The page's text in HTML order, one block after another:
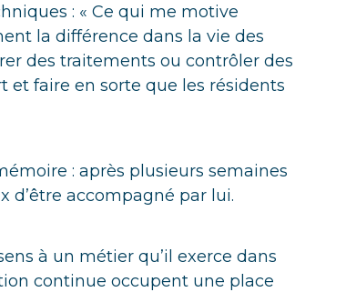
: « Ce qui me motive
la différence dans la vie des
des traitements ou contrôler des
et faire en sorte que les résidents
: après plusieurs semaines
d’être accompagné par lui.
à un métier qu’il exerce dans
continue occupent une place